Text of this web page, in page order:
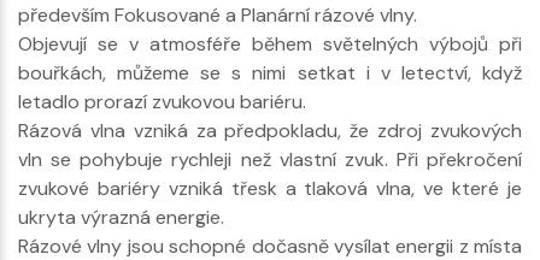
především Fokusované a Planární rázové vlny.
Objevují se v atmosféře během světelných výbojů při
bouřkách, můžeme se s nimi setkat i v letectví, když
letadlo prorazí zvukovou bariéru.
Rázová vlna vzniká za předpokladu, že zdroj zvukových
vln se pohybuje rychleji než vlastní zvuk. Při překročení
zvukové bariéry vzniká třesk a tlaková vlna, ve které je
ukryta výrazná energie.
Rázové vlny jsou schopné dočasně vysílat energii z místa